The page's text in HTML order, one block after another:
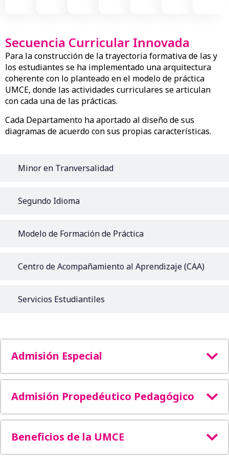
Minor en Tranversalidad
Segundo Idioma
Modelo de Formación de Práctica
Centro de Acompañamiento al Aprendizaje (CAA)​
Servicios Estudiantiles
Secuencia Curricular Innovada​
Para la construcción de la trayectoria formativa de las y
los estudiantes se ha implementado una arquitectura
coherente con lo planteado en el modelo de práctica
UMCE, donde las actividades curriculares se articulan
con cada una de las prácticas.
Cada Departamento ha aportado al diseño de sus
diagramas de acuerdo con sus propias características.
Admisión Especial
Admisión Propedéutico Pedagógico
Beneficios de la UMCE